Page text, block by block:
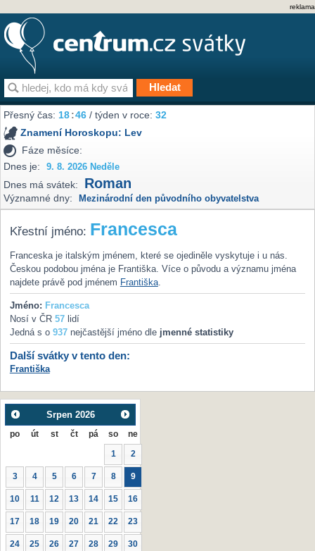
reklama
Přesný čas:18:46 / týden v roce:32
Znamení Horoskopu: Lev
Fáze měsíce:
Dnes je:
9. 8. 2026 Neděle
Dnes má svátek: Roman
Významné dny: Mezinárodní den původního obyvatelstva
Křestní jméno: Francesca
Franceska je italským jménem, které se ojediněle vyskytuje i u nás.
Českou podobou jména je Františka. Více o původu a významu jména
najdete právě pod jménem Františka.
Jméno: Francesca
Nosí v ČR 57lidí
Jedná s o 937nejčastější jméno dle jmenné statistiky
Další svátky v tento den:
Františka
Srpen 2026
po út st čt pá so ne
1 2
3 4 5 6 7 8 9
10 11 12 13 14 15 16
17 18 19 20 21 22 23
24 25 26 27 28 29 30